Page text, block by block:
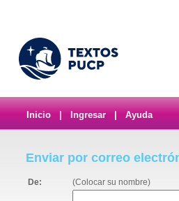
Inicio Ingresar Ayuda
Enviar por correo
De: (Colocar su nombre)